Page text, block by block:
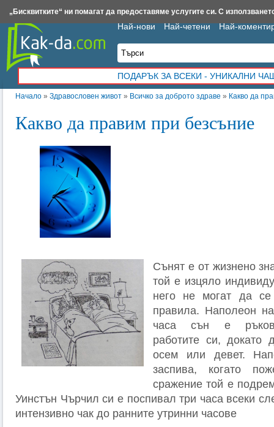
Начало » Здравословен живот » Всичко за доброто здраве » Какво да
Какво да правим при безсъние
Сънят е от жизнено
той е изцяло
него не могат да се
правила. Наполеон
часа сън е
работите си, докато
осем или девет.
заспива, когато
сражение той е
Уинстън Чърчил си е поспивал три часа всеки
интензивно чак до ранните утринни часове
Най-нови Най-четени Най-
ПОДАРЪК ЗА ВСЕКИ - УНИКАЛНИ
Insert.bg Framar.bg Kak-da.com Iztochnik.com BauBau.bg NewAge.bg
„Бисквитките“ ни помагат да предоставяме услугите си. С